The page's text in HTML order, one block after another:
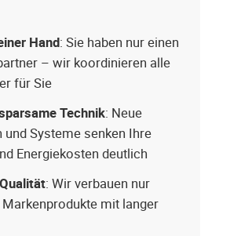
Hand: Sie haben nur einen
– wir koordinieren alle
für Sie
Technik: Neue
und Systeme senken Ihre
Energiekosten deutlich
: Wir verbauen nur
mit langer